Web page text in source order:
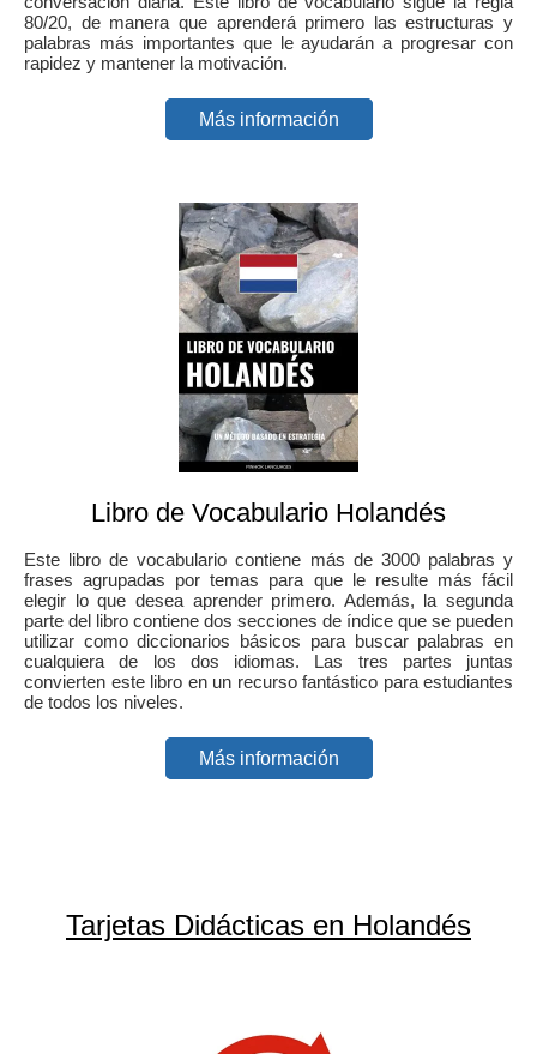
80/20, de manera que aprenderá primero las estructuras y
palabras más importantes que le ayudarán a progresar con
rapidez y mantener la motivación.
Más información
Libro de Vocabulario Holandés
Este libro de vocabulario contiene más de 3000 palabras y
frases agrupadas por temas para que le resulte más fácil
elegir lo que desea aprender primero. Además, la segunda
parte del libro contiene dos secciones de índice que se pueden
utilizar como diccionarios básicos para buscar palabras en
cualquiera de los dos idiomas. Las tres partes juntas
convierten este libro en un recurso fantástico para estudiantes
de todos los niveles.
Más información
Tarjetas Didácticas en Holandés